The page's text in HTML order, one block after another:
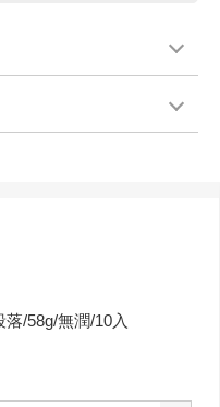
/58g/無潤/10入